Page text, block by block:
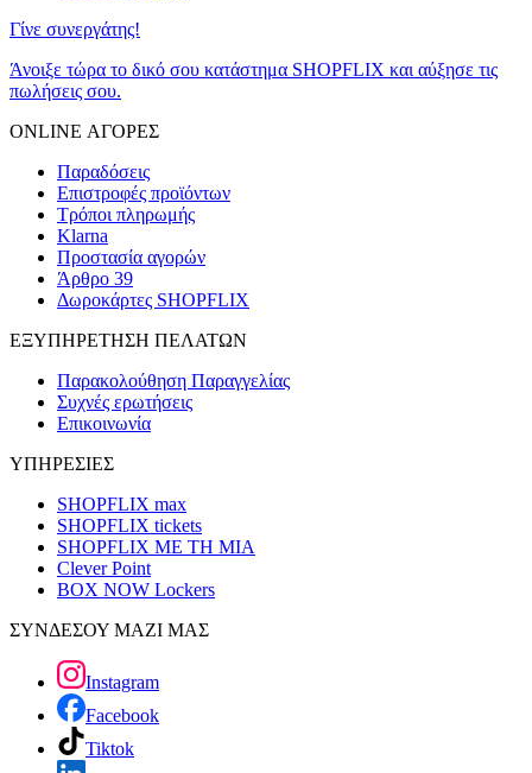
Γίνε συνεργάτης!
Άνοιξε τώρα το δικό σου κατάστημα SHOPFLIX και αύξησε τις
πωλήσεις σου.
ONLINE ΑΓΟΡΕΣ
Παραδόσεις
Επιστροφές προϊόντων
Τρόποι πληρωμής
Klarna
Προστασία αγορών
Άρθρο 39
Δωροκάρτες SHOPFLIX
ΕΞΥΠΗΡΕΤΗΣΗ ΠΕΛΑΤΩΝ
Παρακολούθηση Παραγγελίας
Συχνές ερωτήσεις
Επικοινωνία
ΥΠΗΡΕΣΙΕΣ
SHOPFLIX max
SHOPFLIX tickets
SHOPFLIX ΜΕ ΤΗ ΜΙΑ
Clever Point
BOX NOW Lockers
ΣΥΝΔΕΣΟΥ ΜΑΖΙ ΜΑΣ
Instagram
Facebook
Tiktok